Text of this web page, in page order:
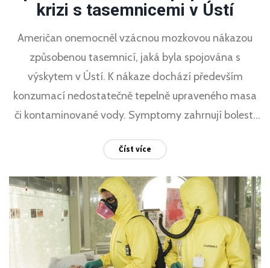
krizi s tasemnicemi v Ústí
Američan onemocněl vzácnou mozkovou nákazou
způsobenou tasemnicí, jaká byla spojována s
výskytem v Ústí. K nákaze dochází především
konzumací nedostatečně tepelně upraveného masa
či kontaminované vody. Symptomy zahrnují bolesti
Číst více